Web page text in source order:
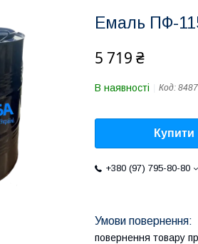
Емаль ПФ-
5 719 ₴
В наявності Код:
Купити
+380 (97) 795-80-80
повернення товару